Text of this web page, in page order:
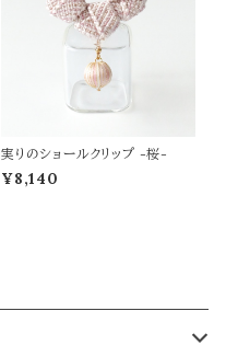
実りのショールクリップ -桜-
¥8,140